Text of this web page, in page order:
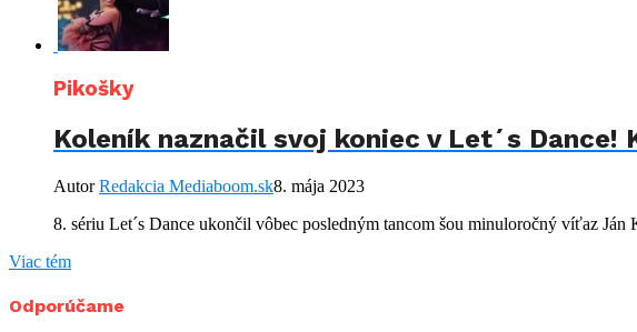
Pikošky
Koleník naznačil svoj koniec v Let´s
AutorRedakcia Mediaboom.sk8. mája 2023
8. sériu Let´s Dance ukončil vôbec posledným tancom šou minuloročný víťaz Ján
Viac tém
Odporúčame